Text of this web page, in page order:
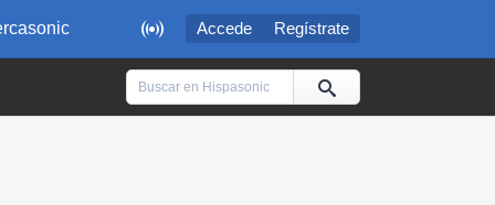
 Accede Regístrate